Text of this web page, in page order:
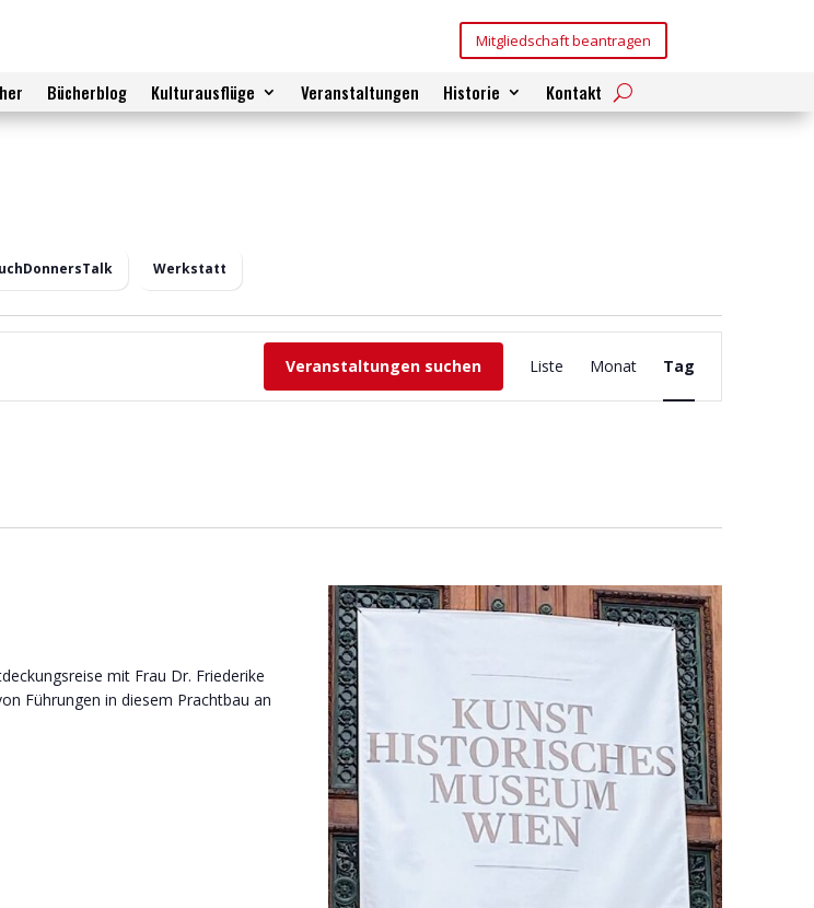
Mitgliedschaft beantragen
Bücherblog Kulturausflüge Veranstaltungen Historie Kontakt
Werkstatt
Veranstaltungen suchen
Veranstaltung
Ansichten-
Navigation
Liste Monat Tag
mit Frau Dr. Friederike
Führungen in diesem Prachtbau an